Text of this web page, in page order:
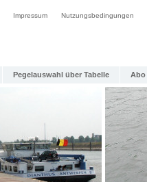
Impressum Nutzungsbedingungen
Pegelauswahl über Tabelle Abo